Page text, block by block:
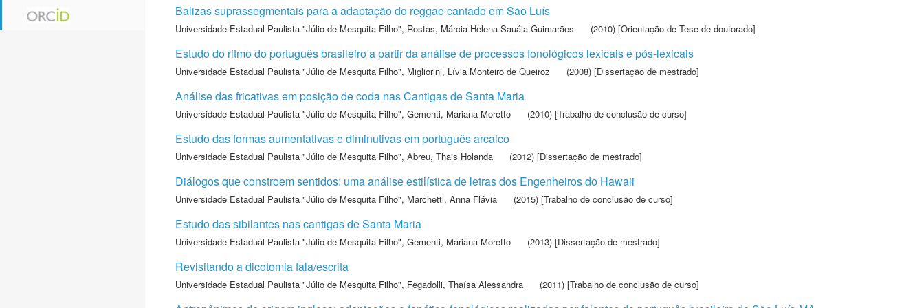
Balizas suprassegmentais para a adaptação do reggae cantado em São Luís
Universidade Estadual Paulista "Júlio de Mesquita Filho", Rostas, Márcia Helena Sauáia Guimarães (2010) [Orientação de Tese de doutorado]
Estudo do ritmo do português brasileiro a partir da análise de processos fonológicos lexicais e pós-lexicais
Universidade Estadual Paulista "Júlio de Mesquita Filho", Migliorini, Lívia Monteiro de Queiroz (2008) [Dissertação de mestrado]
Análise das fricativas em posição de coda nas Cantigas de Santa Maria
Universidade Estadual Paulista "Júlio de Mesquita Filho", Gementi, Mariana Moretto (2010) [Trabalho de conclusão de curso]
Estudo das formas aumentativas e diminutivas em português arcaico
Universidade Estadual Paulista "Júlio de Mesquita Filho", Abreu, Thais Holanda (2012) [Dissertação de mestrado]
Diálogos que constroem sentidos: uma análise estilística de letras dos Engenheiros do Hawaii
Universidade Estadual Paulista "Júlio de Mesquita Filho", Marchetti, Anna Flávia (2015) [Trabalho de conclusão de curso]
Estudo das sibilantes nas cantigas de Santa Maria
Universidade Estadual Paulista "Júlio de Mesquita Filho", Gementi, Mariana Moretto (2013) [Dissertação de mestrado]
Revisitando a dicotomia fala/escrita
Universidade Estadual Paulista "Júlio de Mesquita Filho", Fegadolli, Thaísa Alessandra (2011) [Trabalho de conclusão de curso]